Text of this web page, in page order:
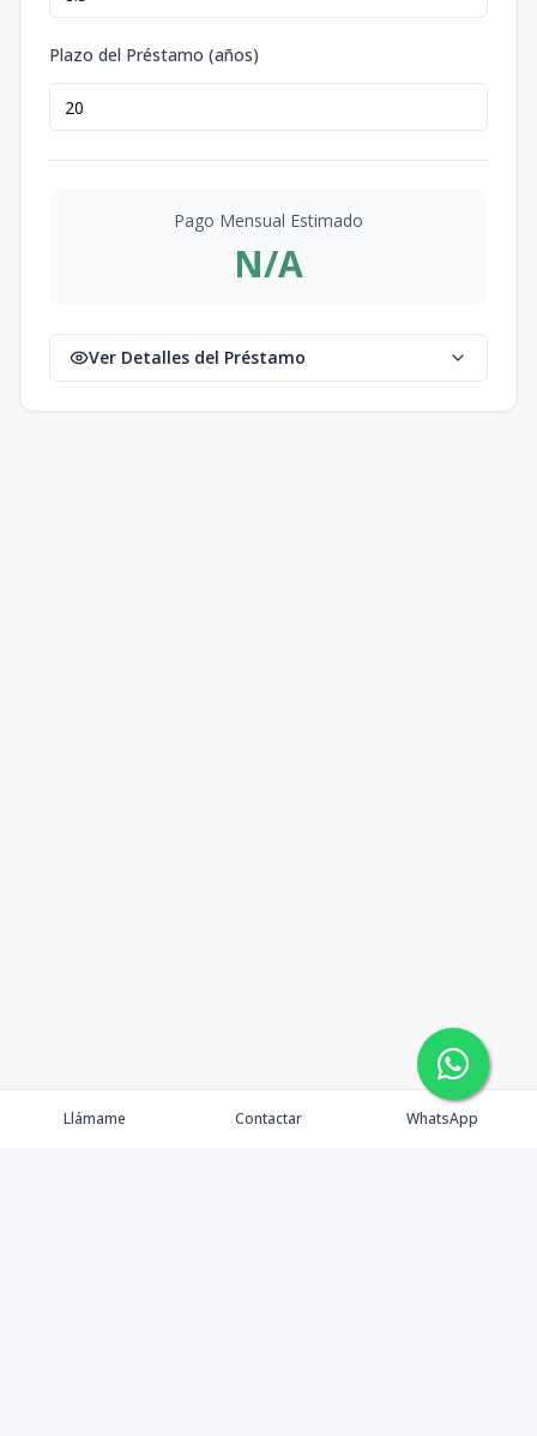
Plazo del Préstamo (años)
Pago Mensual Estimado
N/A
Ver Detalles del Préstamo
Llámame Contactar WhatsApp